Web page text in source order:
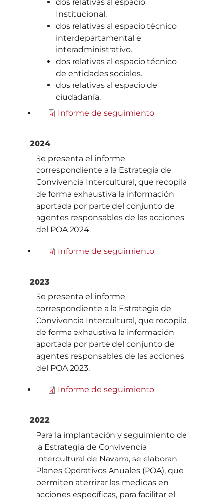
dos relativas al espacio
Institucional.
dos relativas al espacio técnico
interdepartamental e
interadministrativo.
dos relativas al espacio técnico
de entidades sociales.
dos relativas al espacio de
ciudadanía.
Informe de seguimiento
2024
Se presenta el informe
correspondiente a la Estrategia de
Convivencia Intercultural, que recopila
de forma exhaustiva la información
aportada por parte del conjunto de
agentes responsables de las acciones
del POA 2024.
Informe de seguimiento
2023
Se presenta el informe
correspondiente a la Estrategia de
Convivencia Intercultural, que recopila
de forma exhaustiva la información
aportada por parte del conjunto de
agentes responsables de las acciones
del POA 2023.
Informe de seguimiento
2022
Para la implantación y seguimiento de
la Estrategia de Convivencia
Intercultural de Navarra, se elaboran
Planes Operativos Anuales (POA), que
permiten aterrizar las medidas en
acciones específicas, para facilitar el